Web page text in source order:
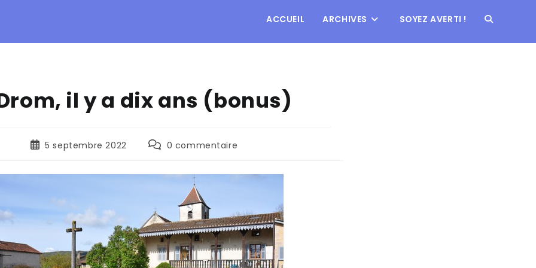
ACCUEIL ARCHIVES SOYEZ AVERTI !
il y a dix ans (bonus)
5 septembre 2022 0 commentaire